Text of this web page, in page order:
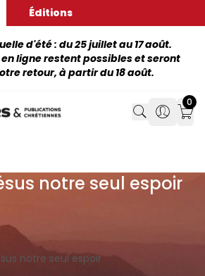
Éditions
d'été : du 25 juillet au 17 août.
ligne restent possibles et seront
retour, à partir du 18 août.
Search
Search
0
notre seul espoir
notre seul espoir